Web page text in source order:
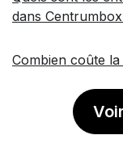
dans
Combien coûte